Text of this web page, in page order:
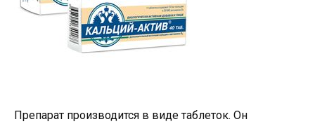
Препарат производится в виде таблеток. Он